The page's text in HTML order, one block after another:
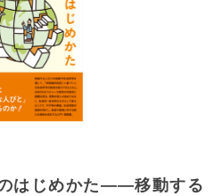
はじめかた――移動する